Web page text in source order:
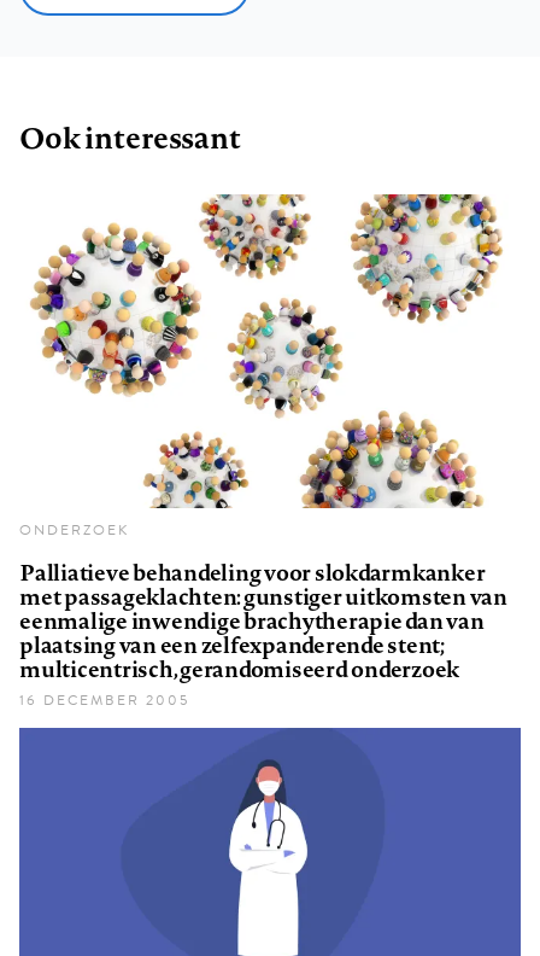
Ook interessant
ONDERZOEK
Palliatieve behandeling voor slokdarmkanker
met passageklachten: gunstiger uitkomsten van
eenmalige inwendige brachytherapie dan van
plaatsing van een zelfexpanderende stent;
multicentrisch, gerandomiseerd onderzoek
16 DECEMBER 2005